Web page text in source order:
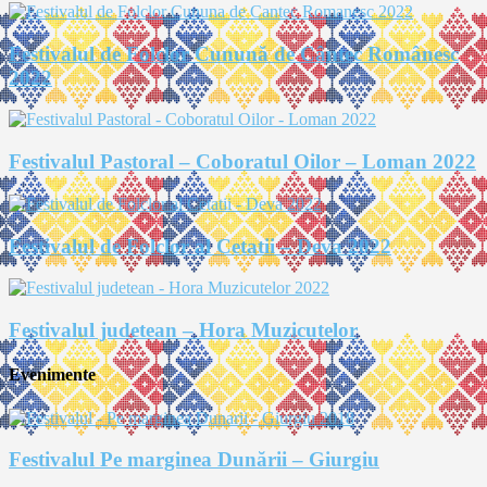
Festivalul de Folclor Cunună de Cântec Românesc
2022
Festivalul Pastoral – Coboratul Oilor – Loman 2022
Festivalul de Folclor al Cetatii – Deva 2022
Festivalul judetean – Hora Muzicutelor
Evenimente
Festivalul Pe marginea Dunării – Giurgiu